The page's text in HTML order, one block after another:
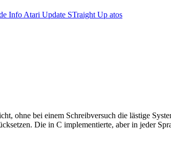
Info Atari Update STraight Up atos
ohne bei einem Schreibversuch die lästige
Die in C implementierte, aber in jeder